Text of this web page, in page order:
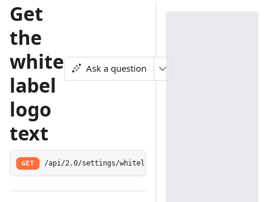
Get
the
white
label
logo
text
Ask a question
GET /api/2.0/settings/whitelabel/logotext